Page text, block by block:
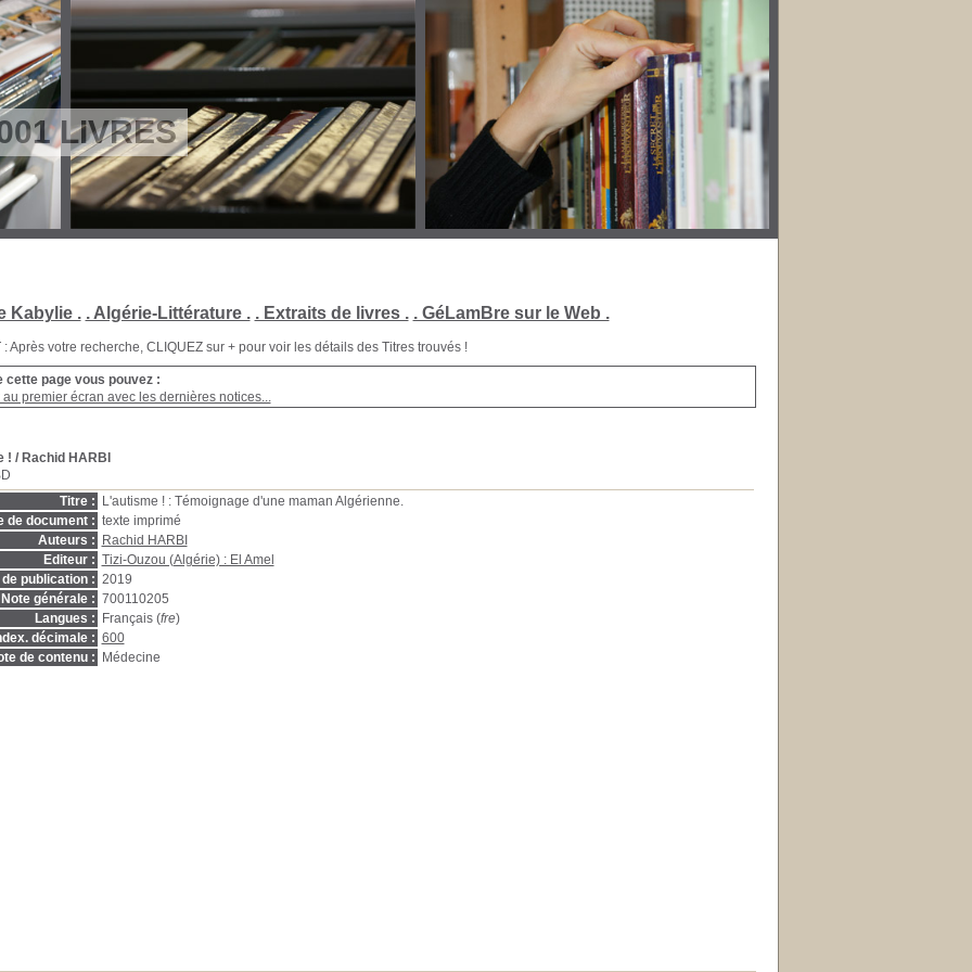
LIVRES
Kabylie . . Algérie-Littérature . . Extraits de livres . . GéLamBre sur le Web .
: Après votre recherche, CLIQUEZ sur + pour voir les détails des Titres trouvés !
cette page vous pouvez :
au premier écran avec les dernières notices...
! / Rachid HARBI
Titre :
L'autisme ! : Témoignage d'une maman Algérienne.
de document : texte imprimé
Auteurs :
Rachid HARBI
Editeur : Tizi-Ouzou (Algérie) : El Amel
publication : 2019
Note générale : 700110205
Langues :
Français (fre)
décimale : 600
de contenu :
Médecine